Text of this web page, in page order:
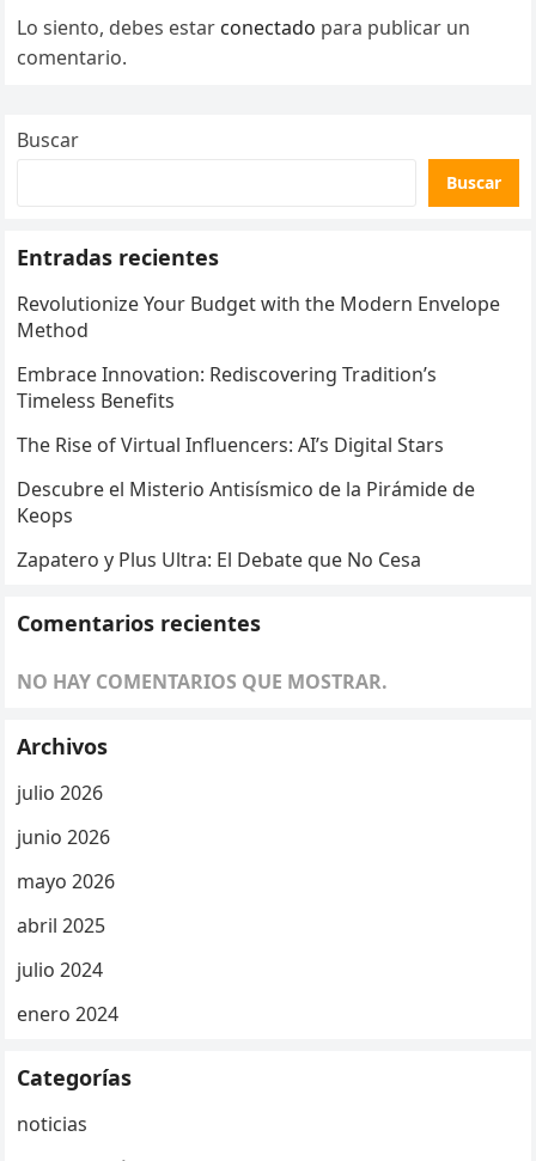
Lo siento, debes estar conectado para publicar un
comentario.
Buscar
Buscar
Entradas recientes
Revolutionize Your Budget with the Modern Envelope
Method
Embrace Innovation: Rediscovering Tradition’s
Timeless Benefits
The Rise of Virtual Influencers: AI’s Digital Stars
Descubre el Misterio Antisísmico de la Pirámide de
Keops
Zapatero y Plus Ultra: El Debate que No Cesa
Comentarios recientes
NO HAY COMENTARIOS QUE MOSTRAR.
Archivos
julio 2026
junio 2026
mayo 2026
abril 2025
julio 2024
enero 2024
Categorías
noticias